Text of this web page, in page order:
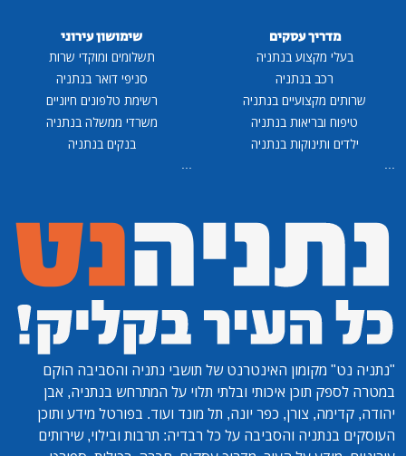
מדריך עסקים
בעלי מקצוע בנתניה
רכב בנתניה
שרותים מקצועיים בנתניה
טיפוח ובריאות בנתניה
ילדים ותינוקות בנתניה
...
שימושון עירוני
תשלומים ומוקדי שרות
סניפי דואר בנתניה
רשימת טלפונים חיוניים
משרדי ממשלה בנתניה
בנקים בנתניה
...
"נתניה נט" מקומון האינטרנט של תושבי נתניה והסביבה הוקם
במטרה לספק תוכן איכותי ובלתי תלוי על המתרחש בנתניה, אבן
יהודה, קדימה, צורן, כפר יונה, תל מונד ועוד. בפורטל מידע ותוכן
העוסקים בנתניה והסביבה על כל רבדיה: תרבות ובילוי, שירותים